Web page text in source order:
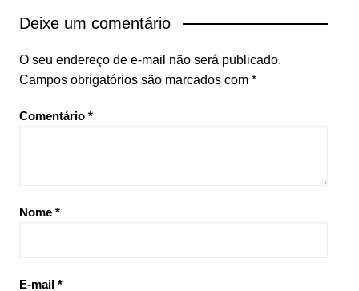
Deixe um comentário
O seu endereço de e-mail não será publicado.
Campos obrigatórios são marcados com *
Comentário *
Nome *
E-mail *